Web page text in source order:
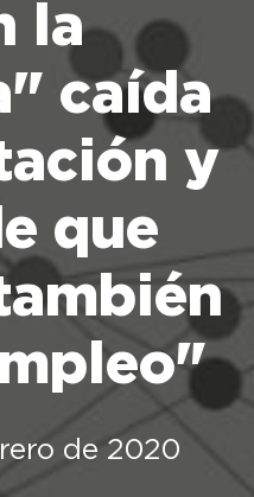
la
caída
y
que
de 2020